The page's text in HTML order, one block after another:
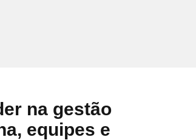
na gestão
equipes e